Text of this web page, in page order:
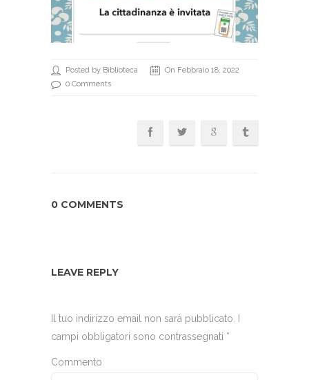
Posted by Biblioteca
On Febbraio 18, 2022
0 Comments
0 COMMENTS
LEAVE REPLY
Il tuo indirizzo email non sarà pubblicato.
campi obbligatori sono contrassegnati *
Commento